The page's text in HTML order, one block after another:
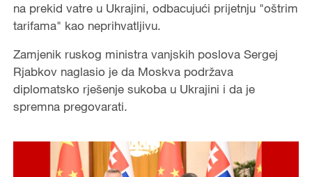
na prekid vatre u Ukrajini, odbacujući prijetnju "oštrim
tarifama" kao neprihvatljivu.
Zamjenik ruskog ministra vanjskih poslova Sergej
Rjabkov naglasio je da Moskva podržava
diplomatsko rješenje sukoba u Ukrajini i da je
spremna pregovarati.